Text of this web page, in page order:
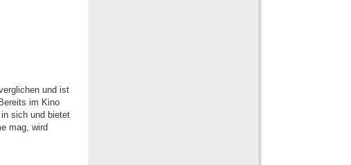
und ist
im Kino
sich und bietet
mag, wird